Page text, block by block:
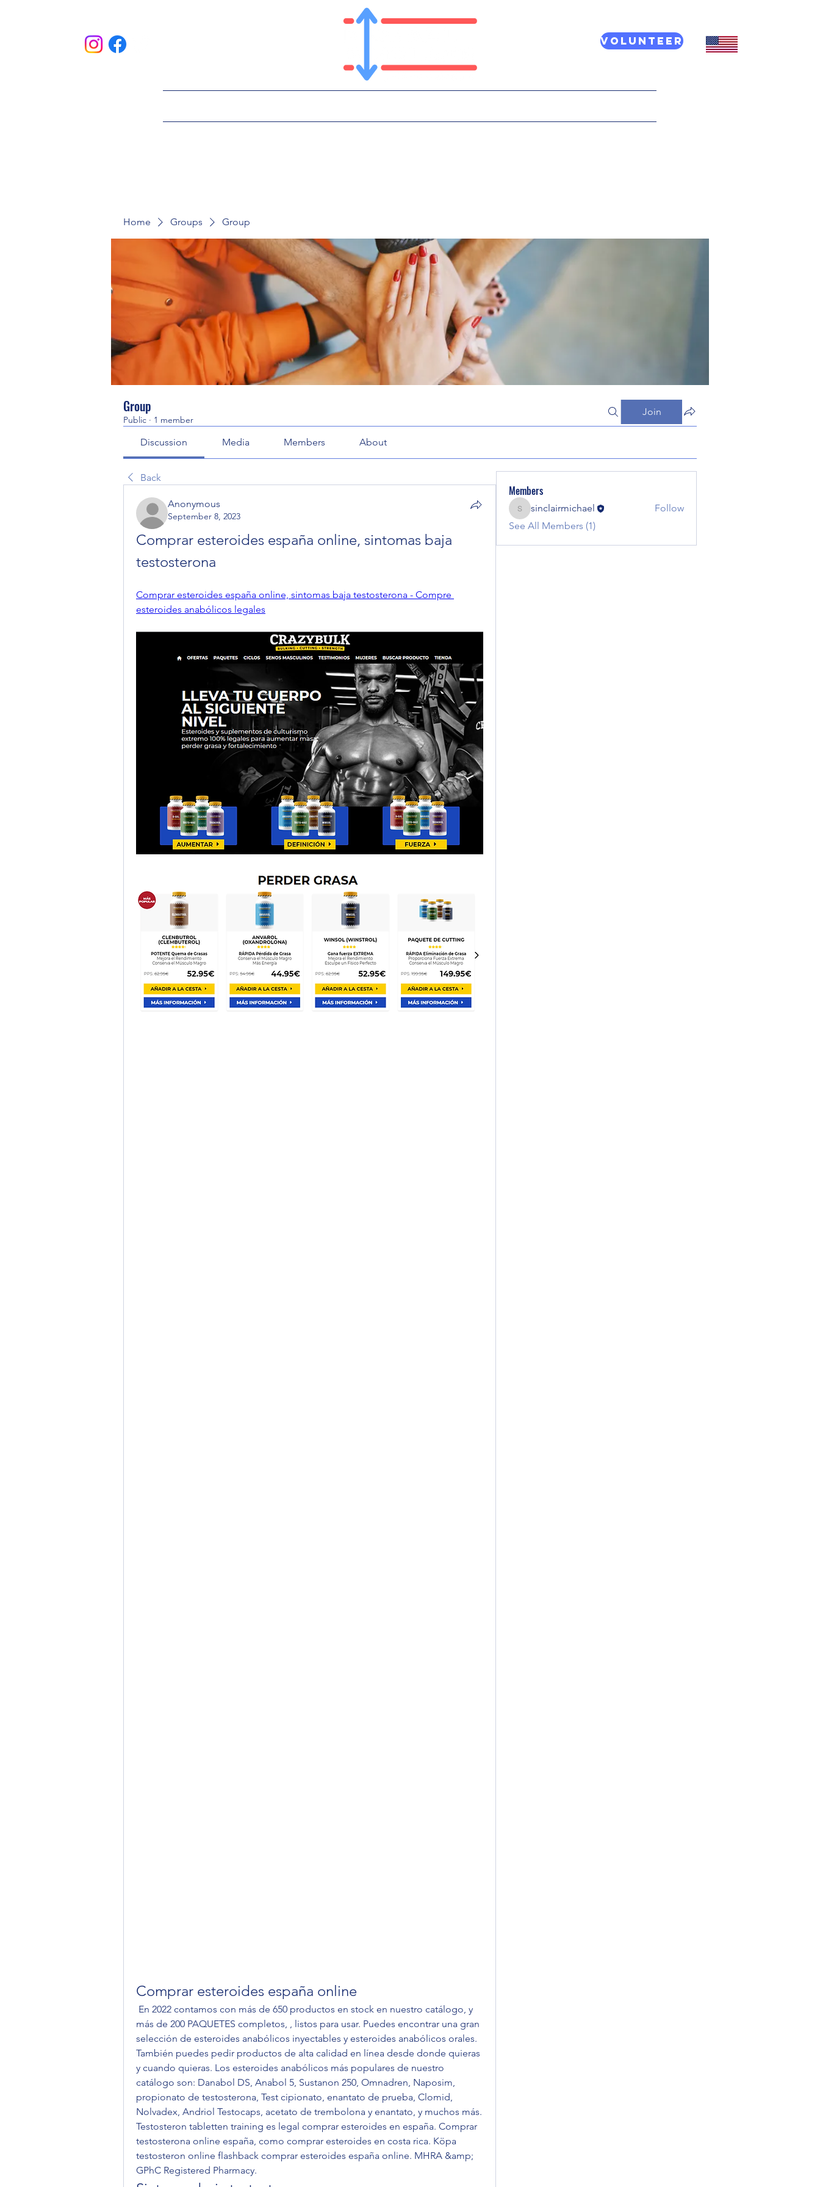
Volunteer
Home Groups Group
Group
Public · 1 member
Join
Discussion Media Members About
Back
Anonymous
September 8, 2023
Comprar esteroides españa online, sintomas baja
testosterona
Comprar esteroides españa online, sintomas baja testosterona - Compre
esteroides anabólicos legales
Comprar esteroides españa online
más de 200 PAQUETES completos, , listos para usar. Puedes encontrar una gran
selección de esteroides anabólicos inyectables y esteroides anabólicos orales.
También puedes pedir productos de alta calidad en línea desde donde quieras
y cuando quieras. Los esteroides anabólicos más populares de nuestro
catálogo son: Danabol DS, Anabol 5, Sustanon 250, Omnadren, Naposim,
propionato de testosterona, Test cipionato, enantato de prueba, Clomid,
Nolvadex, Andriol Testocaps, acetato de trembolona y enantato, y muchos más.
Testosteron tabletten training es legal comprar esteroides en españa. Comprar
testosterona online españa, como comprar esteroides en costa rica. Köpa
testosteron online flashback comprar esteroides españa online. MHRA &amp;
GPhC Registered Pharmacy.
Members
sinclairmichael
sinclairmichael
Follow
See All Members (1)